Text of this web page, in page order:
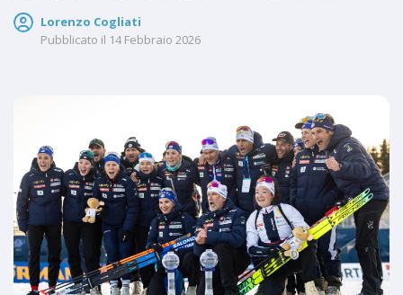
Lorenzo Cogliati
Pubblicato il 14 Febbraio 2026